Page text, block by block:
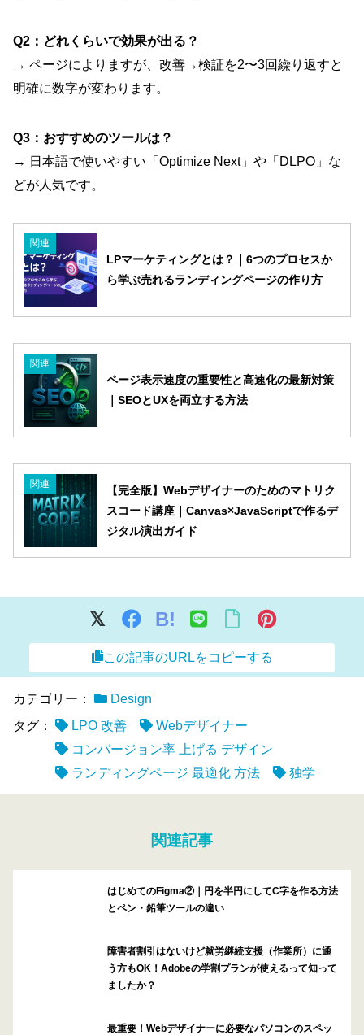
Q2：どれくらいで効果が出る？
→ ページによりますが、改善→検証を2〜3回繰り返すと
明確に数字が変わります。
Q3：おすすめのツールは？
→ 日本語で使いやすい「Optimize Next」や「DLPO」な
どが人気です。
関連
LPマーケティングとは？｜6つのプロセスか
ら学ぶ売れるランディングページの作り方
関連
ページ表示速度の重要性と高速化の最新対策
｜SEOとUXを両立する方法
関連
【完全版】Webデザイナーのためのマトリク
スコード講座｜Canvas×JavaScriptで作るデ
ジタル演出ガイド
B!
この記事のURLをコピーする
カテゴリー：
Design
タグ：
LPO 改善
Webデザイナー
コンバージョン率 上げる デザイン
ランディングページ 最適化 方法
独学
関連記事
はじめてのFigma②｜円を半円にしてC字を作る方法
とペン・鉛筆ツールの違い
障害者割引はないけど就労継続支援（作業所）に通
う方もOK！Adobeの学割プランが使えるって知って
ましたか？
最重要！Webデザイナーに必要なパソコンのスペッ